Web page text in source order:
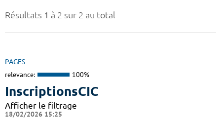
Résultats 1 à 2 sur 2 au total
PAGES
relevance: 100%
InscriptionsCIC
Afficher le filtrage
18/02/2026 15:25